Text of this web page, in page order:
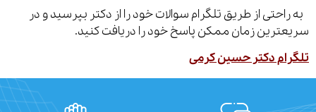
از طریق تلگرام سوالات خود را از دکتر بپرسید و در
زمان ممکن پاسخ خود را دریافت کنید.
دکتر حسین کرمی